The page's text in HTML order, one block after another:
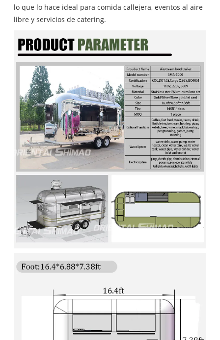
lo que lo hace ideal para comida callejera, eventos al aire
libre y servicios de catering.